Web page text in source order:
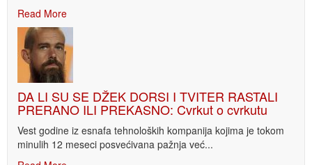
Read More
DA LI SU SE DŽEK DORSI I TVITER RASTALI
PRERANO ILI PREKASNO: Cvrkut o cvrkutu
Vest godine iz esnafa tehnoloških kompanija kojima je tokom
minulih 12 meseci posvećivana pažnja već...